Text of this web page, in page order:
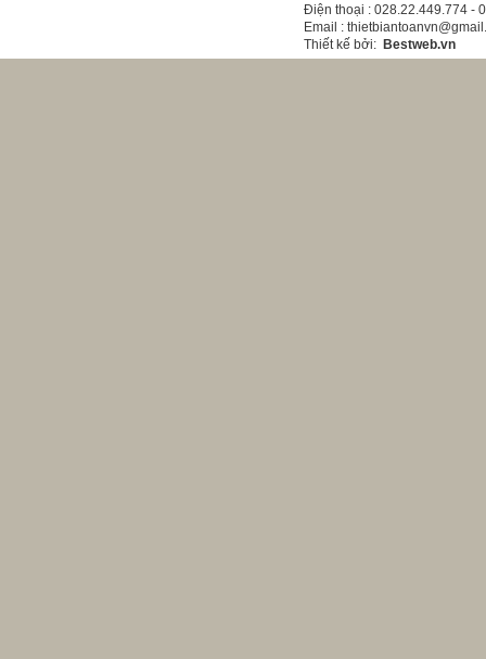
Điện thoại : 028.22.449.774
Email :
Thiết kế bởi: Bestweb.vn